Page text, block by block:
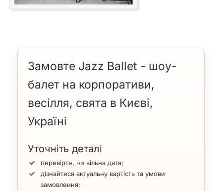
Замовте Jazz Ballet - шоу-
балет на корпоративи,
весілля, свята в Києві,
Україні
Уточніть деталі
перевірте, чи вільна дата;
дізнайтеся актуальну вартість та умови
замовлення;